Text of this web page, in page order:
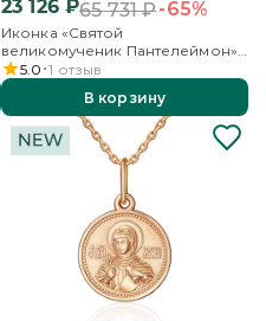
23 126₽65 731₽-65%
Иконка «Святой
великомученик Пантелеймон»
из красного золота
5.0 1 отзыв
В корзину